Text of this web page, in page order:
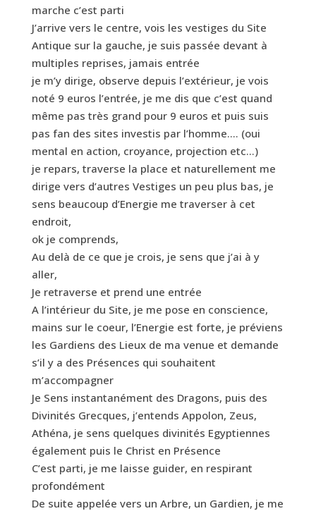
marche c’est parti
J’arrive vers le centre, vois les vestiges du Site
Antique sur la gauche, je suis passée devant à
multiples reprises, jamais entrée
je m’y dirige, observe depuis l’extérieur, je vois
noté 9 euros l’entrée, je me dis que c’est quand
même pas très grand pour 9 euros et puis suis
pas fan des sites investis par l’homme…. (oui
mental en action, croyance, projection etc…)
je repars, traverse la place et naturellement me
dirige vers d’autres Vestiges un peu plus bas, je
sens beaucoup d’Energie me traverser à cet
endroit,
ok je comprends,
Au delà de ce que je crois, je sens que j’ai à y
aller,
Je retraverse et prend une entrée
A l’intérieur du Site, je me pose en conscience,
mains sur le coeur, l’Energie est forte, je préviens
les Gardiens des Lieux de ma venue et demande
s’il y a des Présences qui souhaitent
m’accompagner
Je Sens instantanément des Dragons, puis des
Divinités Grecques, j’entends Appolon, Zeus,
Athéna, je sens quelques divinités Egyptiennes
également puis le Christ en Présence
C’est parti, je me laisse guider, en respirant
profondément
De suite appelée vers un Arbre, un Gardien, je me